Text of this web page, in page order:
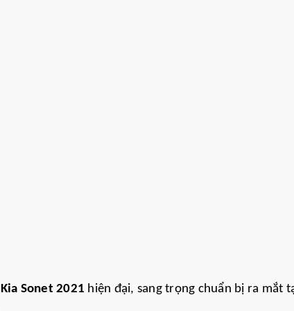
Kia Sonet 2021 hiện đại, sang trọng chuẩn bị ra mắt